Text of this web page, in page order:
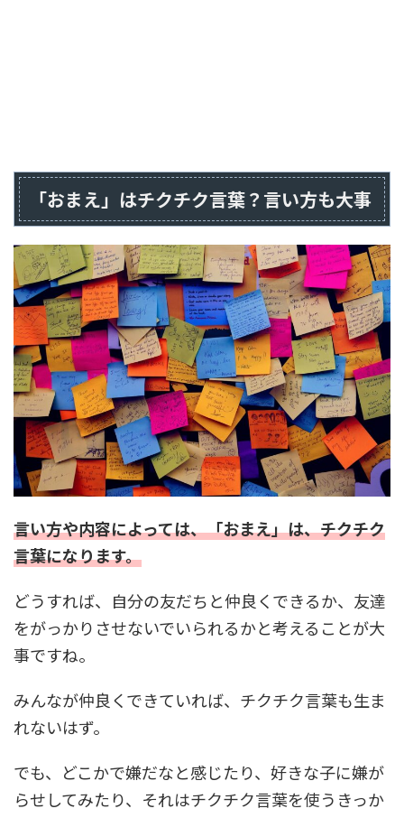
「おまえ」はチクチク言葉？言い方も大事
言い方や内容によっては、「おまえ」は、チクチク
言葉になります。
どうすれば、自分の友だちと仲良くできるか、友達
をがっかりさせないでいられるかと考えることが大
事ですね。
みんなが仲良くできていれば、チクチク言葉も生ま
れないはず。
でも、どこかで嫌だなと感じたり、好きな子に嫌が
らせしてみたり、それはチクチク言葉を使うきっか